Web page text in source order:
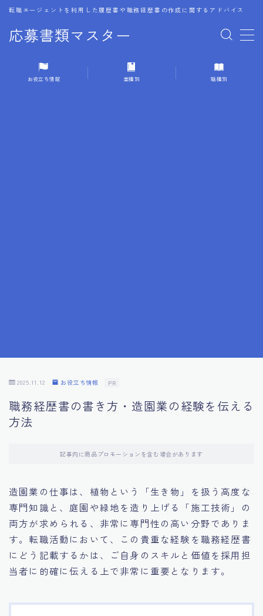
応募書類マスター
転職エージェントを利用した履歴書や職務経歴書の作成に関するアドバイス
MENU
1.履歴書のゴールデンルール
10.面接官に好印象を与える方法
11.キャリアアップを目指す人の応募書類
14.デジタル化やAIの進化がもたらす影響
お役立ち情報 業種別 職種別
2025.11.12 お役立ち情報 PR
職務経歴書の書き方・造園業の経験を伝える
方法
記事内に商品プロモーションを含む場合があります
造園業の仕事は、植物という「生き物」を扱う高度な
専門知識と、庭園や緑地を造り上げる「施工技術」の
両方が求められる、非常に専門性の高い分野でありま
す。転職活動において、この貴重な経験を職務経歴書
にどう記載するかは、ご自身のスキルと価値を採用担
当者に的確に伝える上で非常に重要となります。